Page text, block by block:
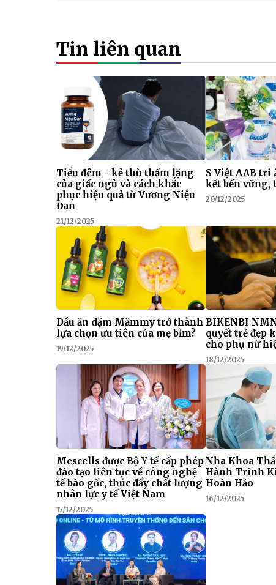
Tin liên quan
Tiểu đêm - kẻ thù thầm lặng
của giấc ngủ và cách khắc
phục hiệu quả từ Vương Niệu
Đan
21/12/2025
S Việt AAB tri
kết bền vững,
20/12/2025
Dầu ăn dặm Mămmy trở thành
lựa chọn ưu tiên của mẹ bỉm?
19/12/2025
BIKENBI
quyết trẻ đẹp
cho phụ nữ
18/12/2025
Mescells được Bộ Y tế cấp phép
đào tạo liên tục về công nghệ
tế bào gốc, thúc đẩy chất lượng
nhân lực y tế Việt Nam
17/12/2025
Nha Khoa
Hành Trình
Hoàn Hảo
16/12/2025